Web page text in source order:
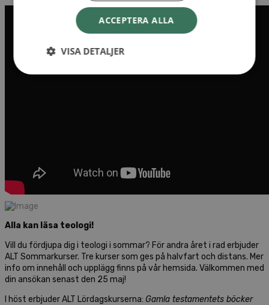
Alla kan läsa teologi!
Vill du fördjupa dig i teologi i sommar? För andra året i rad erbjuder
ALT Sommarkurser. Tre kurser som ges på halvfart och distans. Mer
info om innehåll och upplägg finns på vår hemsida. Välkommen med
din ansökan senast den 25 maj!
I höst erbjuder ALT Lördagskurserna: Gamla testamentets böcker
ACCEPTERA ALLA
VISA DETALJER